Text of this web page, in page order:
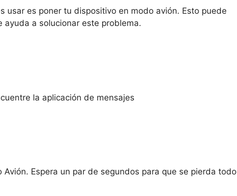
usar es poner tu dispositivo en modo avión. Esto puede
a solucionar este problema.
la aplicación de mensajes
Avión. Espera un par de segundos para que se pierda todo